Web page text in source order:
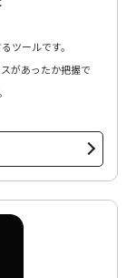
ツールです。
があったか把握で